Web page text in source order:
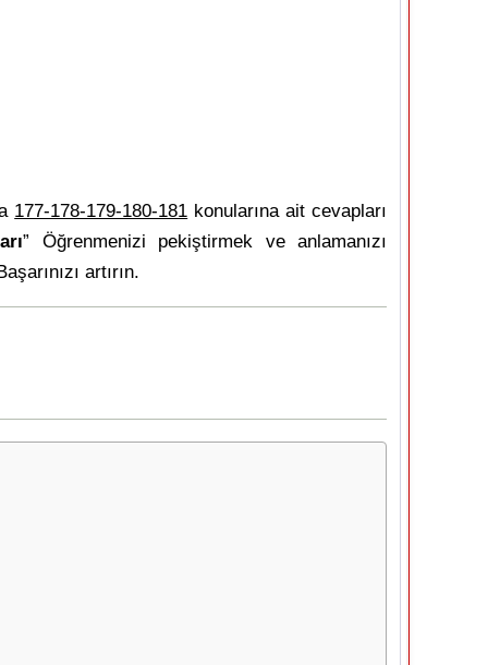
177-178-179-180-181 konularına ait cevapları
” Öğrenmenizi pekiştirmek ve anlamanızı
artırın.